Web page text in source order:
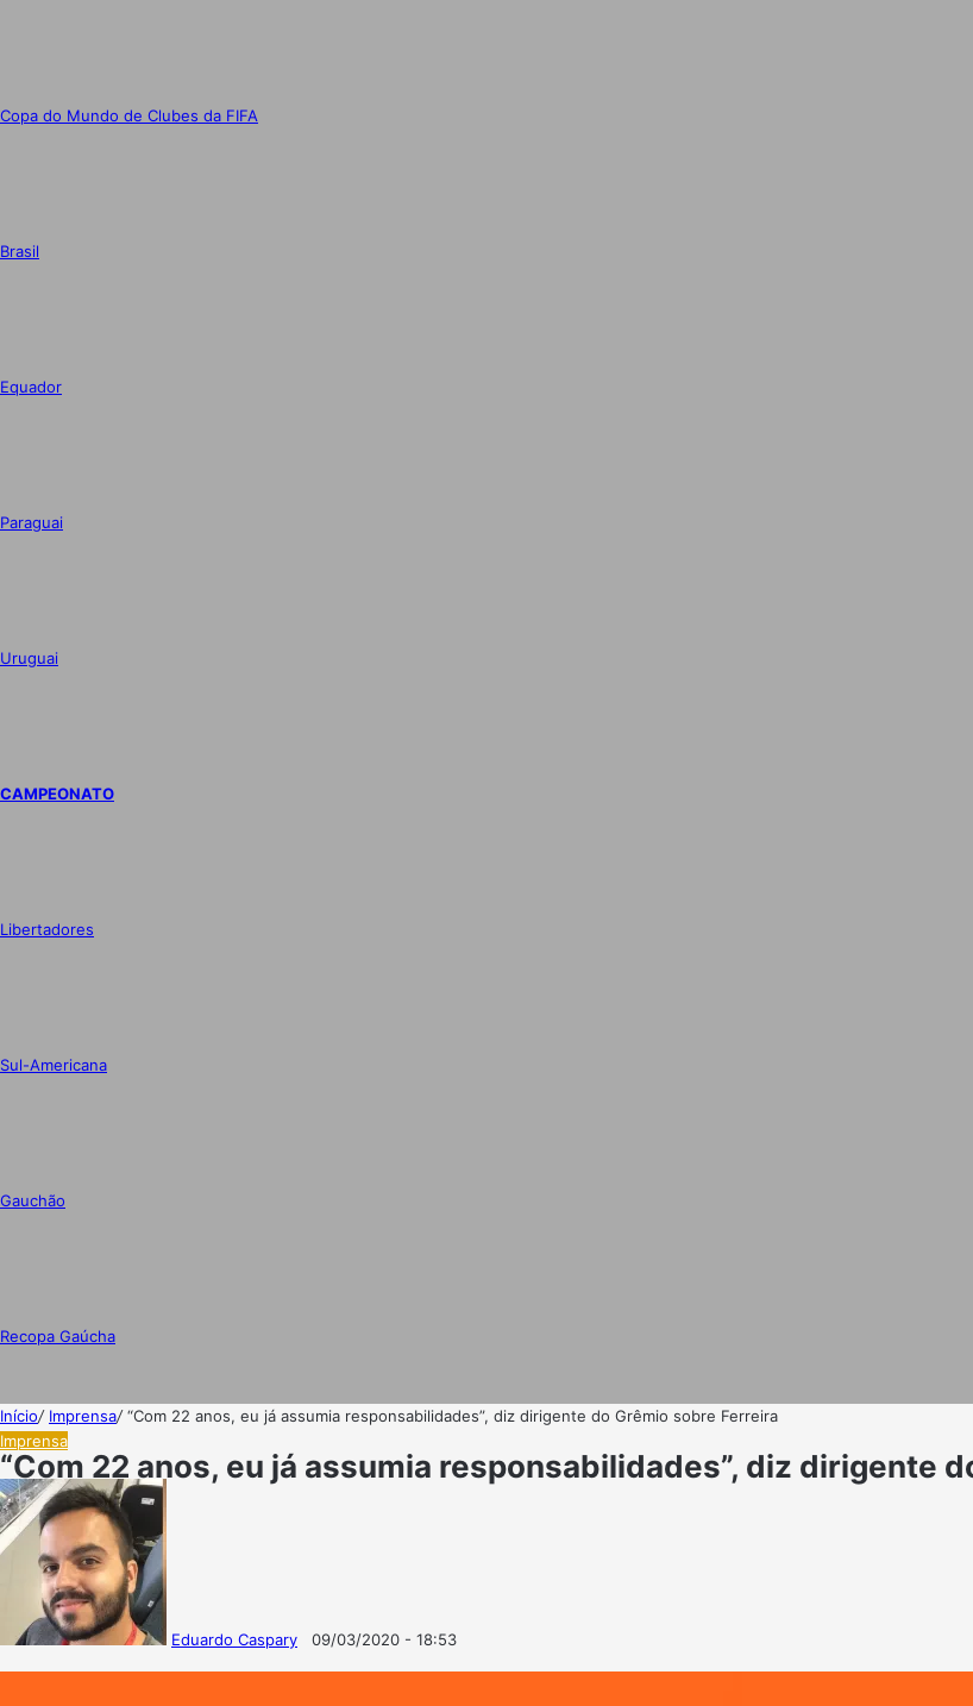
Copa do Mundo de Clubes da FIFA
Brasil
Equador
Paraguai
Uruguai
CAMPEONATO
Libertadores
Sul-Americana
Gauchão
Recopa Gaúcha
Início/ Imprensa/“Com 22 anos, eu já assumia responsabilidades”, diz dirigente do Grêmio sobre Ferreira
Imprensa
“Com 22 anos, eu já assumia responsabilidades”, diz dirigente
Eduardo Caspary
Follow
on
Mande
um
09/03/2020 - 18:53